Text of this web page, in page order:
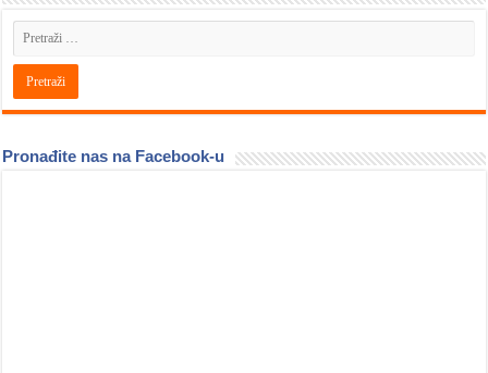
Pronađite nas na Facebook-u